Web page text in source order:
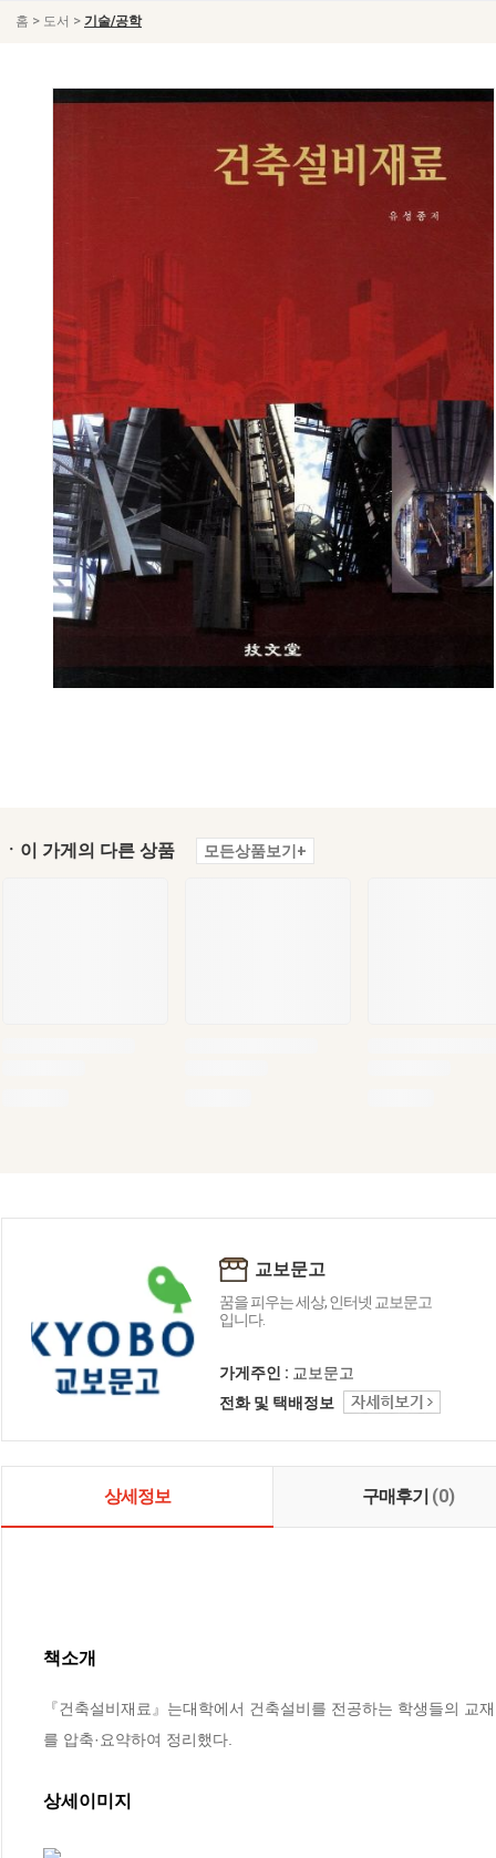
홈 > 도서 > 기술/공학
ㆍ이 가게의 다른 상품 모든상품보기+
교보문고
꿈을 피우는 세상, 인터넷 교보문고
입니다.
가게주인 : 교보문고
전화 및 택배정보
상세정보 구매후기 (0)
책소개
『건축설비재료』는대학에서 건축설비를 전공하는 학생들의
를 압축·요약하여 정리했다.
상세이미지